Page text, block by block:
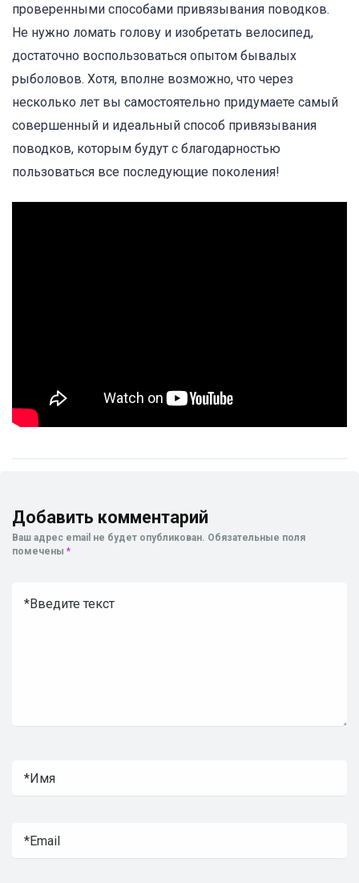
проверенными способами привязывания поводков.
Не нужно ломать голову и изобретать велосипед,
достаточно воспользоваться опытом бывалых
рыболовов. Хотя, вполне возможно, что через
несколько лет вы самостоятельно придумаете самый
совершенный и идеальный способ привязывания
поводков, которым будут с благодарностью
пользоваться все последующие поколения!
Добавить комментарий
Ваш адрес email не будет опубликован. Обязательные поля
помечены *